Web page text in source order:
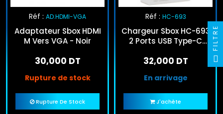
Réf : AD.HDMI-VGA
Adaptateur Sbox HDMI
M Vers VGA - Noir
30,000 DT
Rupture de stock
Rupture De Stock
Réf : HC-693
Chargeur Sbox HC-693
2 Ports USB Type-C
32,000 DT
En arrivage
J'achète
FILTRE